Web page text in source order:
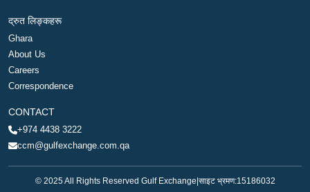
द्रुत लिङ्कहरू
Ghara
About Us
Careers
Correspondence
CONTACT
+974 4438 3222
ccm@gulfexchange.com.qa
© 2025 All Rights Reserved Gulf Exchange साइट भ्रमण:15186032